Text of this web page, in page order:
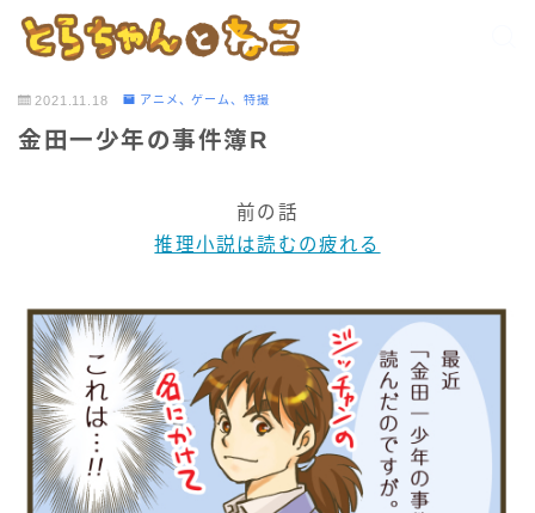
2021.11.18 アニメ、ゲーム、特撮
金田一少年の事件簿R
前の話
推理小説は読むの疲れる